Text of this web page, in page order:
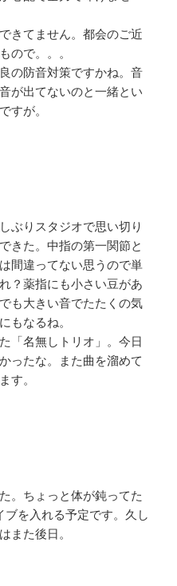
きてません。都会のご近
ので。。。
の防音対策ですかね。音
が出てないのと一緒とい
すが。
ぶりスタジオで思い切り
きた。中指の第一関節と
間違ってない思うので単
？薬指にも小さい豆があ
も大きい音でたたくの気
もなるね。
「名無しトリオ」。今日
ったな。また曲を溜めて
す。
。ちょっと体が鈍ってた
を入れる予定です。久し
また後日。